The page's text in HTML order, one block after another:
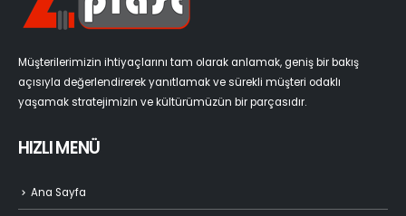
Müşterilerimizin ihtiyaçlarını tam olarak anlamak, geniş bir bakış
açısıyla değerlendirerek yanıtlamak ve sürekli müşteri odaklı
yaşamak stratejimizin ve kültürümüzün bir parçasıdır.
HIZLI MENÜ
Ana Sayfa